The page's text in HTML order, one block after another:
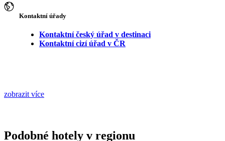
Kontaktní úřady
Kontaktní český úřad v destinaci
Kontaktní cizí úřad v ČR
zobrazit více
Podobné hotely v regionu